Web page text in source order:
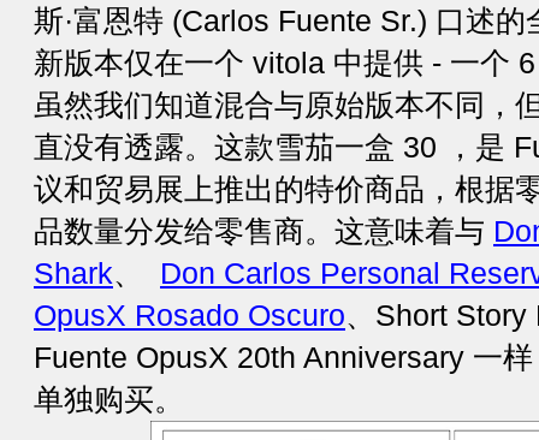
斯·富恩特 (Carlos Fuente Sr.) 口述
新版本仅在一个 vitola 中提供 - 一个
虽然我们知道混合与原始版本不同，
直没有透露。这款雪茄一盒 30 ，是
议和贸易展上推出的特价商品，根据
品数量分发给零售商。这意味着与
Shark、 Don Carlos Personal
OpusX Rosado Oscuro、Short Story
Fuente OpusX 20th Anniversary 一
单独购买。